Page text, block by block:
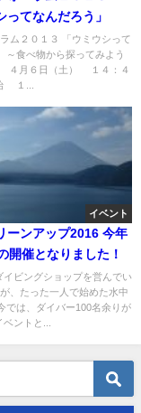
ってなんだろう」
ム２０１３ 「ウミウシって
～食べ物から探ってみよう
４月６日（土） １４：４
１...
イベント
ンアップ2016 今年
開催となりました！
イビングショップを営んでい
、たった一人で始めた水中
では、ダイバー100名余りが
ントと...